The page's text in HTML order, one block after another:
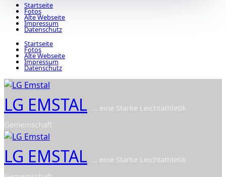
Startseite
Fotos
Alte Webseite
Impressum
Datenschutz
Startseite
Fotos
Alte Webseite
Impressum
Datenschutz
LG EMSTAL ... eine Starke Leichtathletik
Gemeinschaft
LG EMSTAL ... eine Starke Leichtathletik